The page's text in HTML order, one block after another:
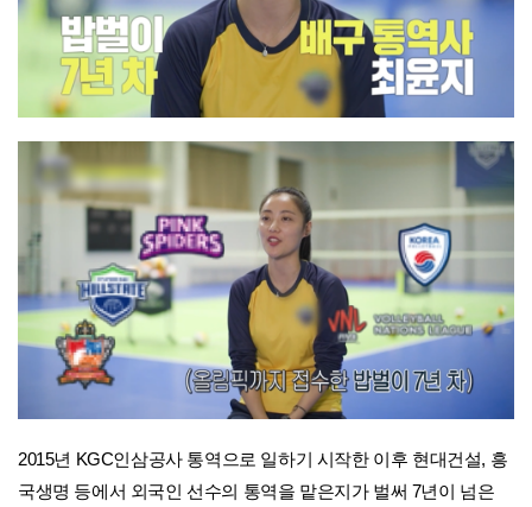
2015년 KGC인삼공사 통역으로 일하기 시작한 이후 현대건설, 흥
국생명 등에서 외국인 선수의 통역을 맡은지가 벌써 7년이 넘은